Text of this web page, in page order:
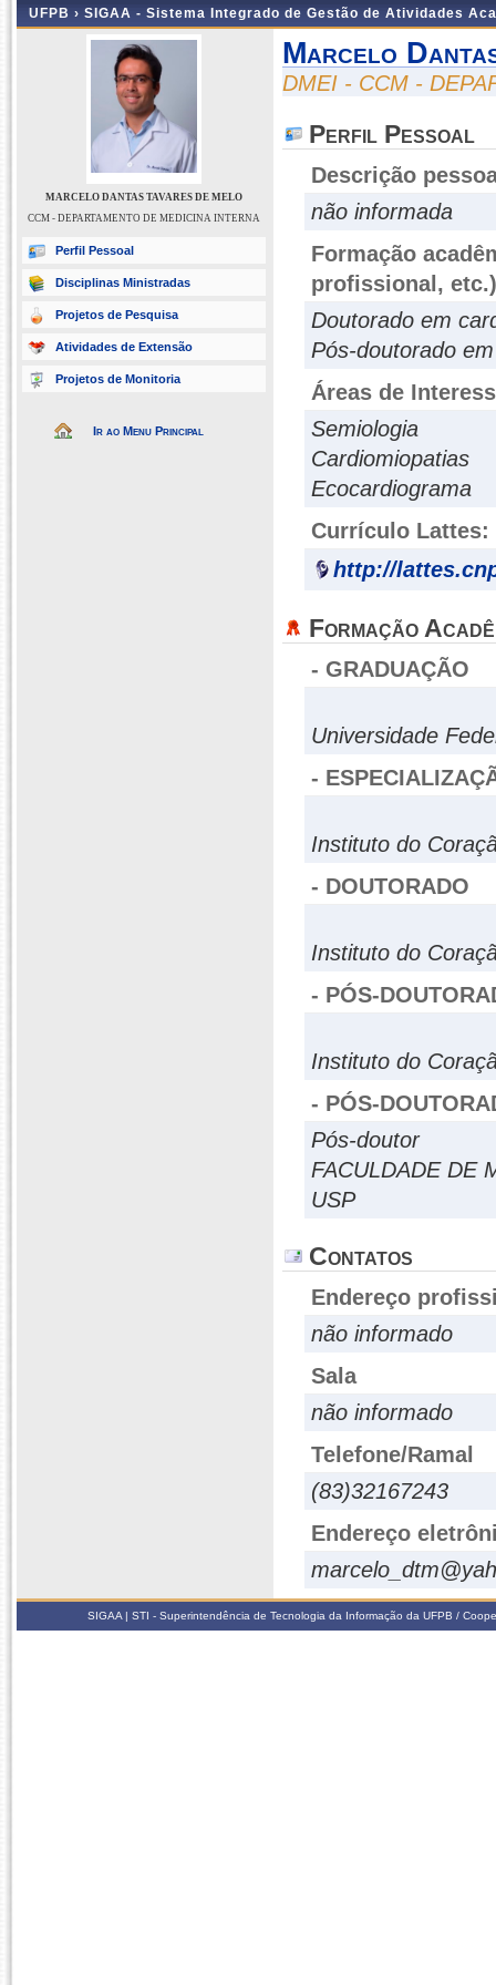
UFPB › SIGAA - Sistema Integrado de Gestão de Atividades
MARCELO DANTAS TAVARES DE MELO
CCM - DEPARTAMENTO DE MEDICINA INTERNA
Perfil Pessoal
Disciplinas Ministradas
Projetos de Pesquisa
Atividades de Extensão
Projetos de Monitoria
Ir ao Menu Principal
Marcelo
DMEI - CCM -
Perfil Pessoal
Descrição
não informada
Formação
profissional, etc.)
Doutorado em
Pós-doutorado
Áreas de
Semiologia
Cardiomiopatias
Ecocardiograma
Currículo Lattes:
http://
Formação
- GRADUAÇÃO
Universidade
-
Instituto do
- DOUTORADO
Instituto do
- PÓS-
Instituto do
- PÓS-
Pós-doutor
FACULDADE DE
USP
Contatos
Endereço
não informado
Sala
não informado
Telefone/Ramal
(83)32167243
Endereço
SIGAA | STI - Superintendência de Tecnologia da Informação da UFPB /